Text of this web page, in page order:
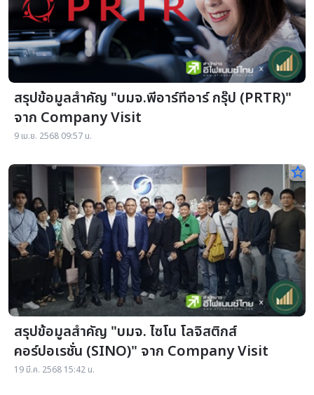
สรุปข้อมูลสำคัญ "บมจ.พีอาร์ทีอาร์ กรุ๊ป (PRTR)"
จาก Company Visit
9 เม.ย. 2568 09:57 น.
star_border
สรุปข้อมูลสำคัญ "บมจ. ไซโน โลจิสติกส์
คอร์ปอเรชั่น (SINO)" จาก Company Visit
19 มี.ค. 2568 15:42 น.